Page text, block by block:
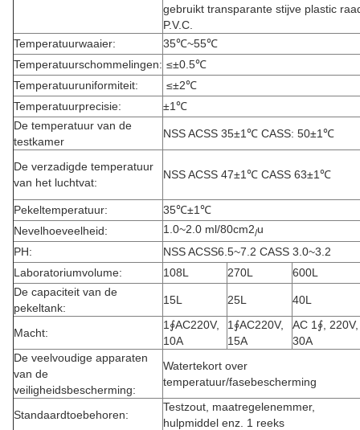
gebruikt transparante stijve plastic
P.V.C.
Temperatuurwaaier:
35℃~55℃
Temperatuurschommelingen: ≤±0.5℃
Temperatuuruniformiteit:
≤±2℃
Temperatuurprecisie:
±1℃
De temperatuur van de
testkamer
NSS ACSS 35±1℃ CASS: 50±1℃
De verzadigde temperatuur
van het luchtvat:
NSS ACSS 47±1℃ CASS 63±1℃
Pekeltemperatuur:
35℃±1℃
Nevelhoeveelheid:
1.0~2.0 ml/80cm2/u
PH:
NSS ACSS6.5~7.2 CASS 3.0~3.2
Laboratoriumvolume:
108L 270L
600L
De capaciteit van de
pekeltank:
15L 25L 40L
Macht:
1∮AC220V,
10A
1∮AC220V,
15A
AC 1∮, 220V,
30A
De veelvoudige apparaten
van de
veiligheidsbescherming:
Watertekort over
temperatuur/fasebescherming
Standaardtoebehoren:
Testzout, maatregelenemmer,
hulpmiddel enz. 1 reeks